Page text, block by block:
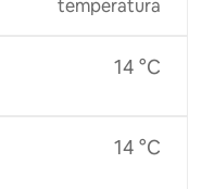
temperatura
14 °C
14 °C